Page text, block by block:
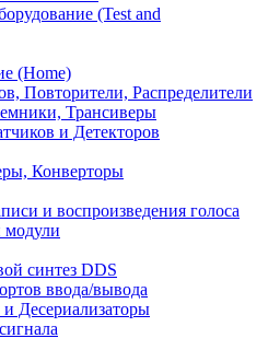
(Test and
(Home)
Повторители, Распределители
Трансиверы
и Детекторов
Конверторы
и воспроизведения голоса
синтез DDS
ввода/вывода
Десериализаторы